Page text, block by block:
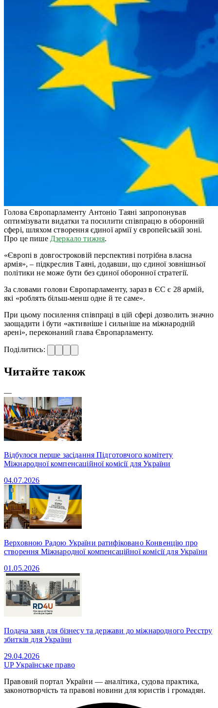
Голова Європарламенту Антоніо Таяні запропонував
оптимізувати видатки та посилити співпрацю в оборонній
сфері, шляхом створення єдиної армії у європейській зоні.
Про це пише Дзеркало тижня.
«Європі в довгостроковій перспективі потрібна власна
армія», – підкреслив Таяні, додавши, що єдиної зовнішньої
політики не може бути без єдиної оборонної стратегії.
За словами голови Європарламенту, зараз в ЄС є 28 армій,
які «роблять більш-менш одне й те саме».
При цьому посилення співпраці в цій сфері дозволить значно
заощадити і бути «активніше і сильніше на міжнародній
арені», переконаний глава Європарламенту.
Поділитись:
Читайте також
—
Відбулося перше засідання Підготовчого комітету
Міжнародної компенсаційної комісії для України
04.07.2026
Верховною Радою України ратифіковано Конвенцію про
створення Міжнародної компенсаційної комісії для України
01.05.2026
Подача заяв для бізнесу та держави до міжнародного Реєстру
збитків для України
29.04.2026
UPУкраїнське право
Правовий портал України — аналітика, судова практика,
законотворчість та правові новини для юристів і громадян.